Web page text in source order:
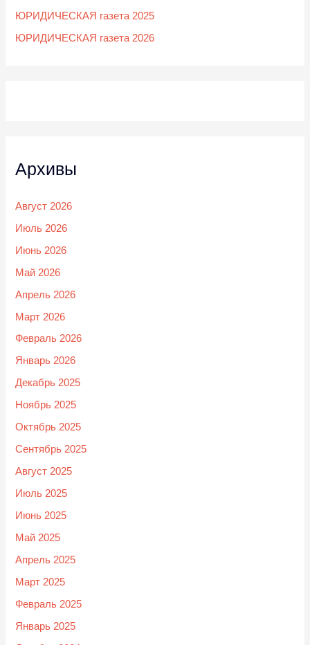
ЮРИДИЧЕСКАЯ газета 2025
ЮРИДИЧЕСКАЯ газета 2026
Архивы
Август 2026
Июль 2026
Июнь 2026
Май 2026
Апрель 2026
Март 2026
Февраль 2026
Январь 2026
Декабрь 2025
Ноябрь 2025
Октябрь 2025
Сентябрь 2025
Август 2025
Июль 2025
Июнь 2025
Май 2025
Апрель 2025
Март 2025
Февраль 2025
Январь 2025